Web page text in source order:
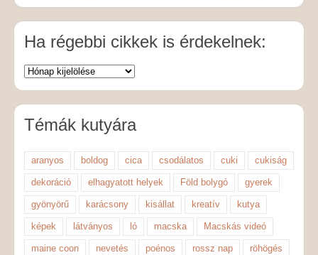
Ha régebbi cikkek is érdekelnek:
Témák kutyára
aranyos boldog cica csodálatos cuki cukiság
dekoráció elhagyatott helyek Föld bolygó gyerek
gyönyörű karácsony kisállat kreatív kutya
képek látványos ló macska Macskás videó
maine coon nevetés poénos rossz nap röhögés